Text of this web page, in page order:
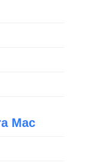
Mac